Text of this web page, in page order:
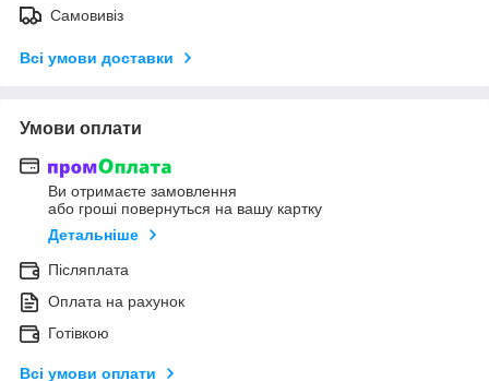
Самовивіз
Всі умови доставки
Умови оплати
Ви отримаєте замовлення
або гроші повернуться на вашу картку
Детальніше
Післяплата
Оплата на рахунок
Готівкою
Всі умови оплати